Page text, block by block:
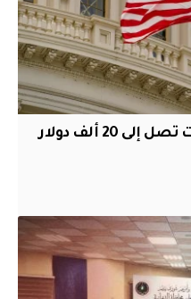
أميركا تقر سندات تأشيرات تصل إلى 20 ألف دولار